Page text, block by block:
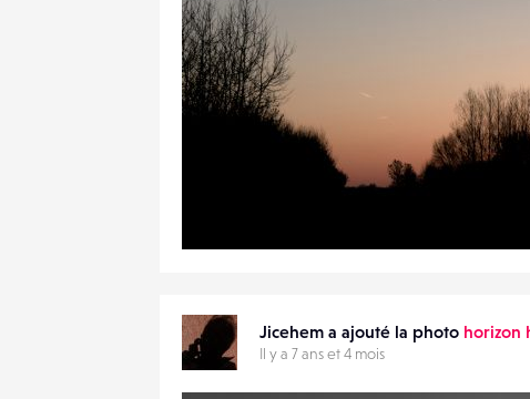
24
Jicehem a ajouté la photo horizon
Il y a 7 ans et 4 mois